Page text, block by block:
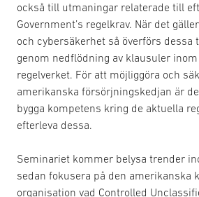
också till utmaningar relaterade till
Government’s regelkrav. När det
och cybersäkerhet så överförs dessa
genom nedflödning av klausuler inom
regelverket. För att möjliggöra och
amerikanska försörjningskedjan är
bygga kompetens kring de aktuella
efterleva dessa.
Seminariet kommer belysa trender
sedan fokusera på den amerikanska
organisation vad Controlled